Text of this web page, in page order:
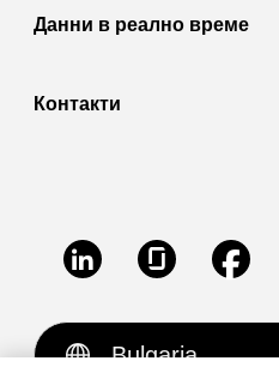
Данни в реално време
Контакти
LinkedInGlassdoor
Bulgaria